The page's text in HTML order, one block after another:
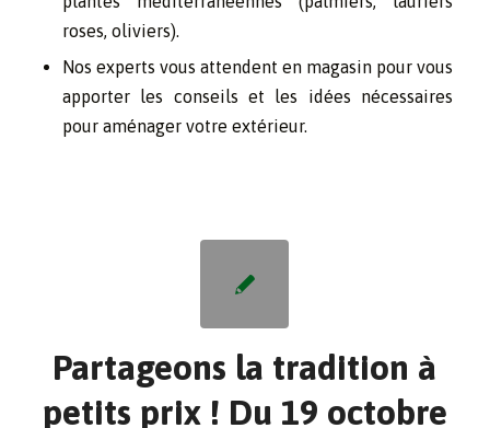
roses, oliviers).
Nos experts vous attendent en magasin pour vous
apporter les conseils et les idées nécessaires
pour aménager votre extérieur.
Partageons la tradition à
petits prix ! Du 19 octobre